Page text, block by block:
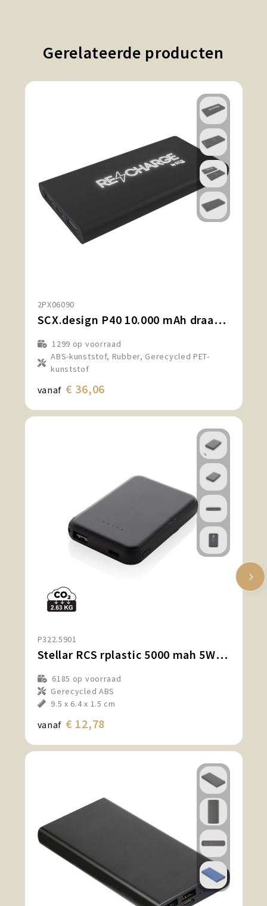
Gerelateerde producten
2PX06090
SCX.design P40 10.000 mAh draadloze rubberen powerbank met oplichtend
1299 op voorraad
ABS-kunststof, Rubber, Gerecycled PET-
kunststof
vanaf € 36,06
P322.5901
Stellar RCS rplastic 5000 mah 5W magnetische powerbank
6185 op voorraad
Gerecycled ABS
9.5 x 6.4 x 1.5 cm
vanaf € 12,78